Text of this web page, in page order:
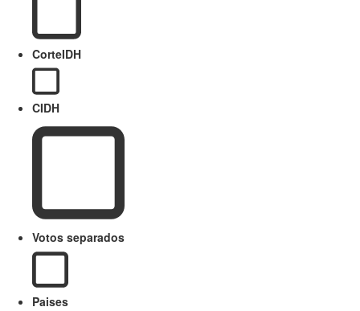
CorteIDH
CIDH
Votos separados
Paises